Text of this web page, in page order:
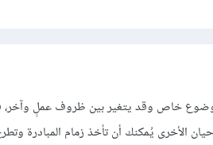
خاص وقد يتغير بين ظروف عملٍ وآخر،
الأخرى يُمكنك أن تأخذ زمام المبادرة